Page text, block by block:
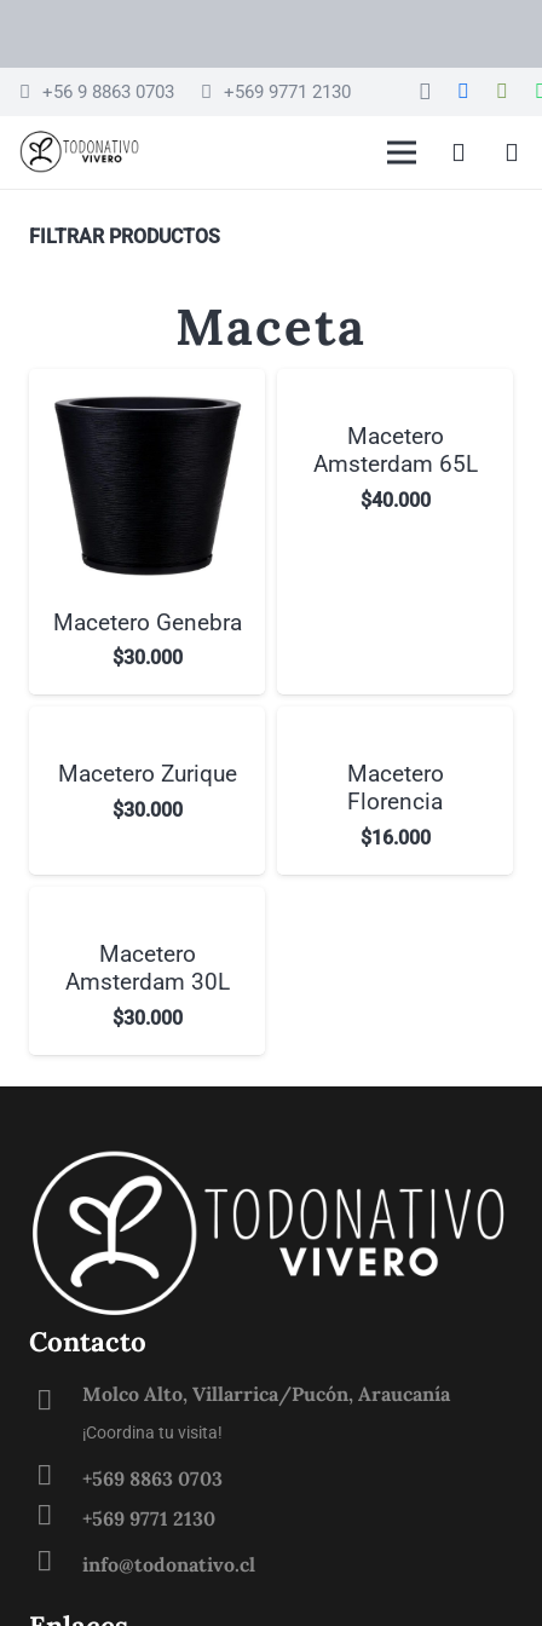
+56 9 8863 0703 +569 9771 2130
FILTRAR PRODUCTOS
Maceta
Macetero Genebra
$30.000
Macetero
Amsterdam 65L
$40.000
Macetero Zurique
$30.000
Macetero
Florencia
$16.000
Macetero
Amsterdam 30L
$30.000
Contacto
Molco Alto, Villarrica/Pucón, Araucanía
¡Coordina tu visita!
+569 8863 0703
+569 9771 2130
info@todonativo.cl